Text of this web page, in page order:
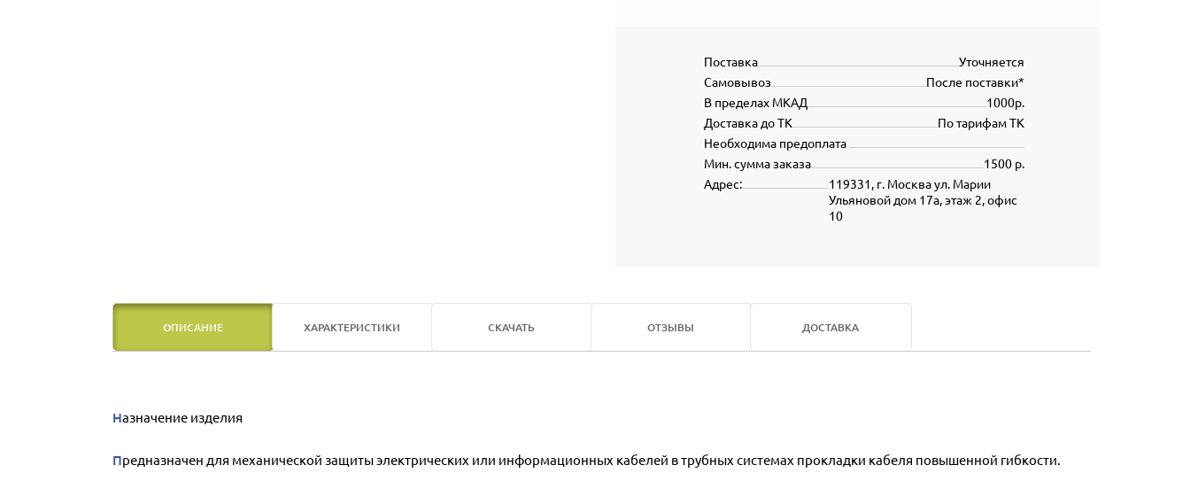
Уточняется
Поставка
После поставки*
Самовывоз
1000р.
В пределах МКАД
По тарифам ТК
Доставка до ТК
Необходима предоплата
1500 р.
Мин. сумма заказа
119331, г. Москва ул. Марии
Ульяновой дом 17а, этаж 2, офис
10
Адрес:
ОПИСАНИЕ ХАРАКТЕРИСТИКИ СКАЧАТЬ ОТЗЫВЫ ДОСТАВКА
Назначение изделия
Предназначен для механической защиты электрических или информационных кабелей в трубных системах прокладки кабеля повышенной гибкости.